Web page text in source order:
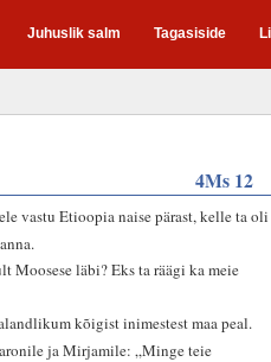
Juhuslik salm Tagasiside
4Ms 12
vastu Etioopia naise pärast, kelle ta oli
Moosese läbi? Eks ta räägi ka meie
kõigist inimestest maa peal.
ja Mirjamile: „Minge teie